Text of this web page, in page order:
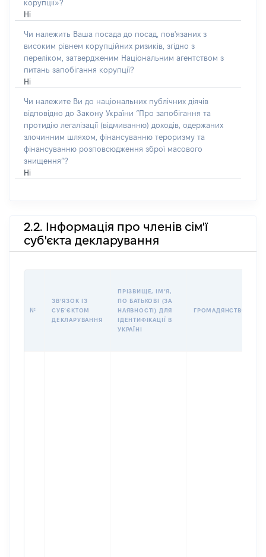
корупції»?
Ні
Чи належить Ваша посада до посад, пов'язаних з
високим рівнем корупційних ризиків, згідно з
переліком, затвердженим Національним агентством з
питань запобігання корупції?
Ні
Чи належите Ви до національних публічних діячів
відповідно до Закону України “Про запобігання та
протидію легалізації (відмиванню) доходів, одержаних
злочинним шляхом, фінансуванню тероризму та
фінансуванню розповсюдження зброї масового
знищення”?
Ні
2.2. Інформація про членів сім'ї
суб'єкта декларування
№
ЗВʼЯЗОК ІЗ
СУБʼЄКТОМ
ДЕКЛАРУВАННЯ
ПРІЗВИЩЕ, ІМʼЯ,
ПО БАТЬКОВІ (ЗА
НАЯВНОСТІ) ДЛЯ
ІДЕНТИФІКАЦІЇ В
УКРАЇНІ
ГРОМАДЯНСТВО